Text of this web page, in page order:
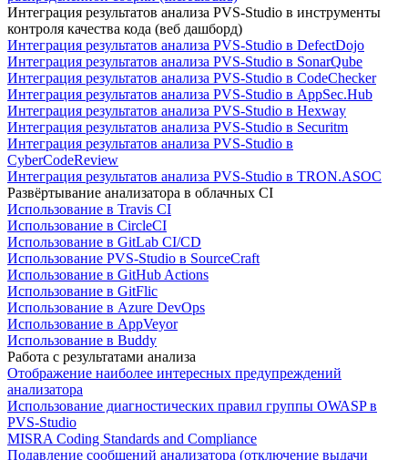
Интеграция результатов анализа PVS-Studio в инструменты
контроля качества кода (веб дашборд)
Интеграция результатов анализа PVS-Studio в DefectDojo
Интеграция результатов анализа PVS-Studio в SonarQube
Интеграция результатов анализа PVS-Studio в CodeChecker
Интеграция результатов анализа PVS-Studio в AppSec.Hub
Интеграция результатов анализа PVS-Studio в Hexway
Интеграция результатов анализа PVS-Studio в Securitm
Интеграция результатов анализа PVS-Studio в
CyberCodeReview
Интеграция результатов анализа PVS-Studio в TRON.ASOC
Развёртывание анализатора в облачных CI
Использование в Travis CI
Использование в CircleCI
Использование в GitLab CI/CD
Использование PVS-Studio в SourceCraft
Использование в GitHub Actions
Использование в GitFlic
Использование в Azure DevOps
Использование в AppVeyor
Использование в Buddy
Работа с результатами анализа
Отображение наиболее интересных предупреждений
анализатора
Использование диагностических правил группы OWASP в
PVS-Studio
MISRA Coding Standards and Compliance
Подавление сообщений анализатора (отключение выдачи